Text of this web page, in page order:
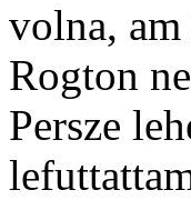
volna,
Rogton
Persze